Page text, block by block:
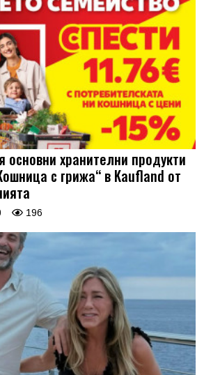
основни хранителни продукти
с грижа“ в Kaufland от
196